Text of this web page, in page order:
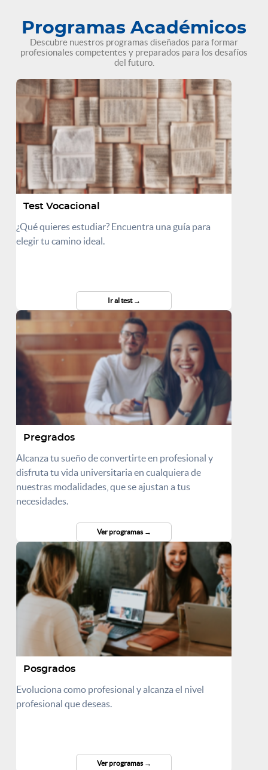
Programas Académicos
Descubre nuestros programas diseñados para formar
profesionales competentes y preparados para los desafíos
del futuro.
Test Vocacional
¿Qué quieres estudiar? Encuentra una guía para
elegir tu camino ideal.
Ir al test
Pregrados
Alcanza tu sueño de convertirte en profesional y
disfruta tu vida universitaria en cualquiera de
nuestras modalidades, que se ajustan a tus
necesidades.
Ver programas
Posgrados
Evoluciona como profesional y alcanza el nivel
profesional que deseas.
Ver programas